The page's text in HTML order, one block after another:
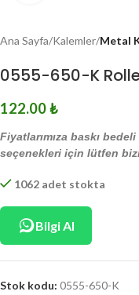
Ana Sayfa Kalemler Metal
0555-650-K
122.00₺
Fiyatlarımıza baskı
seçenekleri için lütfen
1062 adet stokta
Bilgi Al
Stok kodu: 0555-650-K